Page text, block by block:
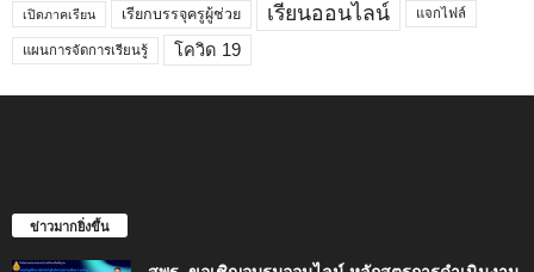
เปิดภาคเรียน เรียกบรรจุครูผู้ช่วย เรียนออนไลน์ แจกไฟล์
แผนการจัดการเรียนรู้ โควิด 19
ข่าวมากยิ่งขึ้น